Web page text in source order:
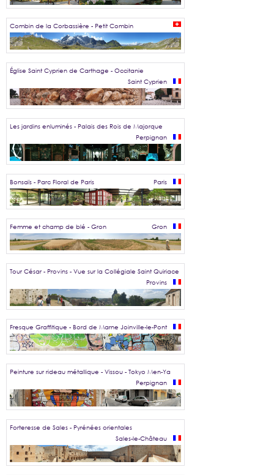
Combin de la Corbassière - Petit Combin
Église Saint Cyprien de Carthage - Occitanie
Saint Cyprien
Les jardins enluminés - Palais des Rois de Majorque
Perpignan
Bonsaïs - Parc Floral de Paris Paris
Femme et champ de blé - Gron Gron
Tour César - Provins - Vue sur la Collégiale Saint Quiriace
Provins
Fresque Graffitique - Bord de Marne Joinville-le-Pont
Peinture sur rideau métallique - Vissou - Tokyo Men-Ya
Perpignan
Forteresse de Sales - Pyrénées orientales
Sales-le-Château